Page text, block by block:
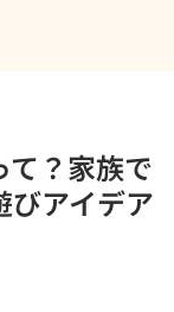
て？家族で
びアイデア